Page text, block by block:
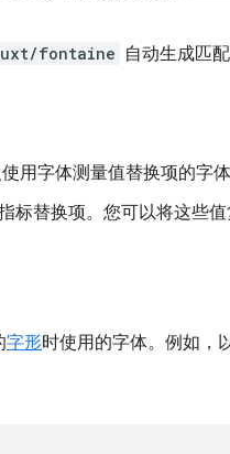
fontaine 自动生成匹
用字体测量值替换项的字体
替换项。您可以将这些值
字形时使用的字体。例如，